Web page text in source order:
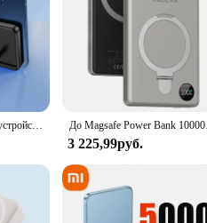
Портативное зарядное устройство с магнитным кольцом, 10000 мАч До Magsafe
3 225,99руб.